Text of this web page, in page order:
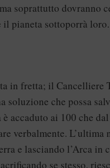
soprattutto
il pianeta sottoporrà loro.
in fretta; il Cancelliere
soluzione che possa
accaduto ai 100 che
verbalmente.
e lasciando l’Arca
se stesso,